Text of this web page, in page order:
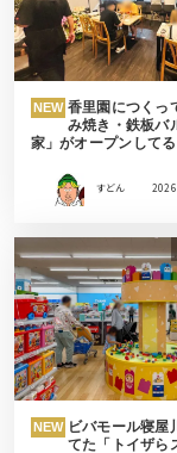
NEW 香里園につくっ
み焼き・鉄板バ
家」がオープンしてる
すどん 2026
NEW ビバモール寝屋
てた「トイザら